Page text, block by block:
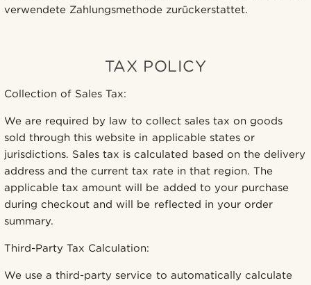
verwendete Zahlungsmethode zurückerstattet.
TAX POLICY
Collection of Sales Tax:
We are required by law to collect sales tax on goods
sold through this website in applicable states or
jurisdictions. Sales tax is calculated based on the delivery
address and the current tax rate in that region. The
applicable tax amount will be added to your purchase
during checkout and will be reflected in your order
summary.
Third-Party Tax Calculation:
We use a third-party service to automatically calculate